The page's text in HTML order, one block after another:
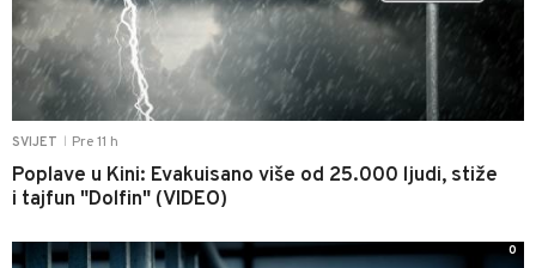
SVIJET Pre 11 h
Poplave u Kini: Evakuisano više od 25.000 ljudi, stiže
i tajfun "Dolfin" (VIDEO)
0